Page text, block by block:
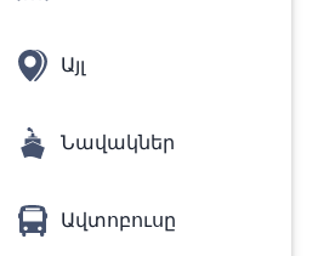
Այլ
Նավակներ
Ավտոբուսը